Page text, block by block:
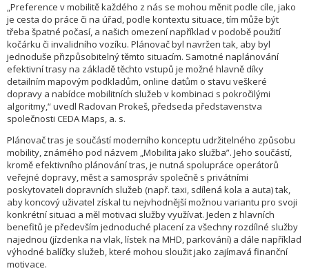
„Preference v mobilitě každého z nás se mohou měnit podle cíle, jako
je cesta do práce či na úřad, podle kontextu situace, tím může být
třeba špatné počasí, a našich omezení například v podobě použití
kočárku či invalidního vozíku. Plánovač byl navržen tak, aby byl
jednoduše přizpůsobitelný těmto situacím. Samotné naplánování
efektivní trasy na základě těchto vstupů je možné hlavně díky
detailním mapovým podkladům, online datům o stavu veškeré
dopravy a nabídce mobilitních služeb v kombinaci s pokročilými
algoritmy,“ uvedl Radovan Prokeš, předseda představenstva
společnosti CEDA Maps, a. s.
Plánovač tras je součástí moderního konceptu udržitelného způsobu
mobility, známého pod názvem „Mobilita jako služba”. Jeho součástí,
kromě efektivního plánování tras, je nutná spolupráce operátorů
veřejné dopravy, měst a samospráv společně s privátními
poskytovateli dopravních služeb (např. taxi, sdílená kola a auta) tak,
aby koncový uživatel získal tu nejvhodnější možnou variantu pro svoji
konkrétní situaci a měl motivaci služby využívat. Jeden z hlavních
benefitů je především jednoduché placení za všechny rozdílné služby
najednou (jízdenka na vlak, lístek na MHD, parkování) a dále například
výhodné balíčky služeb, které mohou sloužit jako zajímavá finanční
motivace.